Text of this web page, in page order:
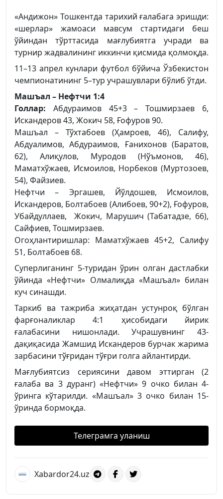
«Андижон» Тошкентда тарихий ғалабага эришди:
«шерлар» жамоаси мавсум стартидаги беш
ўйиндан тўрттасида мағлубиятга учради ва
турнир жадвалининг иккинчи қисмида қолмоқда.
11–13 апрел кунлари футбол бўйича Ўзбекистон
чемпионатининг 5–тур учрашувлари бўлиб ўтди.
Машъал – Нефтчи 1:4
Голлар: Абдураимов 45+3 – Тошмирзаев 6,
Искандеров 43, Жокич 58, Ғофуров 90.
Машъал
– Тўхтабоев (Ҳамроев, 46), Салифу,
Абдуалимов, Абдураимов, Ғанихонов (Баратов,
62), Алиқулов, Муродов (Нўъмонов, 46),
Маматхўжаев, Исмоилов, Норбеков (Муртозоев,
54), Файзиев.
Нефтчи – Эргашев, Йўлдошев, Исмоилов,
Искандеров, Болтабоев (Алибоев, 90+2), Ғофуров,
Убайдуллаев, Жокич, Марушич (Табатадзе, 66),
Сайфиев, Тошмирзаев.
Огоҳлантиришлар: Маматхўжаев 45+2, Салифу
51, Болтабоев 68.
Суперлиганинг 5-туридан ўрин олган дастлабки
ўйинда «Нефтчи» Олмалиқда «Машъал» билан
куч синашди.
Таркиб ва тажриба жиҳатдан устунроқ бўлган
фарғоналиклар 4:1 ҳисобидаги йирик
ғалабасини нишонлади. Учрашувнинг 43-
дақиқасида Жамшид Искандеров бурчак жарима
зарбасини тўғридан тўғри голга айлантирди.
Мағлубиятсиз сериясини давом эттирган (2
ғалаба ва 3 дуранг) «Нефтчи» 9 очко билан 4-
ўринга кўтарилди. «Машъал» 3 очко билан 15-
ўринда бормоқда.
Телеграмга уланиш
Xabardor24.uz